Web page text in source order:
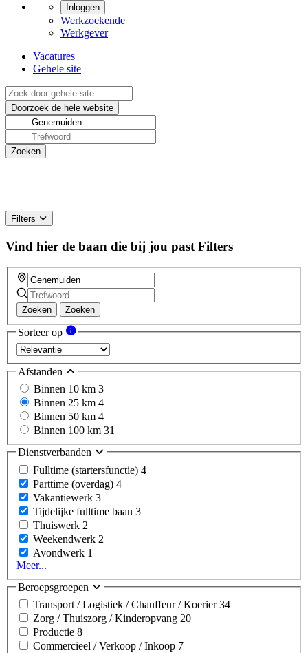
Inloggen
Werkzoekende
Werkgever
Vacatures
Gehele site
Filters
Vind hier de baan die bij jou past Filters
Zoeken Zoeken
Sorteer op
Afstanden
Binnen 10 km 3
Binnen 25 km 4
Binnen 50 km 4
Binnen 100 km 31
Dienstverbanden
Fulltime (startersfunctie) 4
Parttime (overdag) 4
Vakantiewerk 3
Tijdelijke fulltime baan 3
Thuiswerk 2
Weekendwerk 2
Avondwerk 1
Meer...
Beroepsgroepen
Transport / Logistiek / Chauffeur / Koerier34
Zorg / Thuiszorg / Kinderopvang 20
Productie 8
Commercieel / Verkoop / Inkoop 7